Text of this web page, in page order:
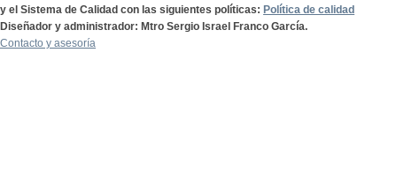
y el Sistema de Calidad con las siguientes políticas: Política de calidad
Diseñador y administrador: Mtro Sergio Israel Franco García.
Contacto y asesoría